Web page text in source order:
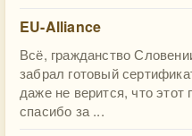
EU-Alliance
Всё, гражданство
забрал готовый
даже не верится, что
спасибо за ...